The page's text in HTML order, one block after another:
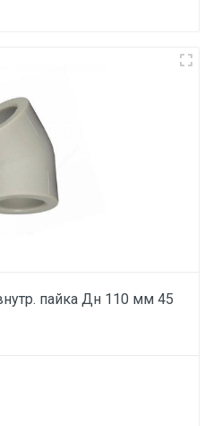
пайка Дн 110 мм 45